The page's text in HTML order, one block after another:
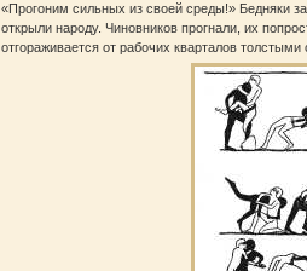
«Прогоним сильных из своей среды!» Бедняки
открыли народу. Чиновников прогнали, их
отгораживается от рабочих кварталов толстыми